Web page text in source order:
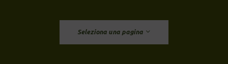
Seleziona una pagina